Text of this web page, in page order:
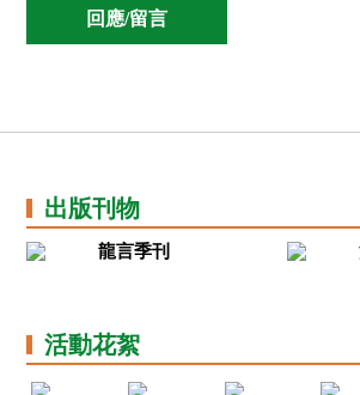
出版刊物
龍言季刊
活動花絮